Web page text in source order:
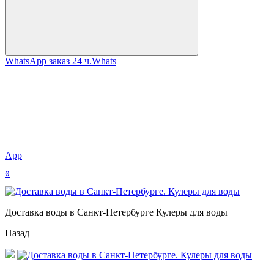
WhatsApp заказ 24 ч.Whats
App
0
Доставка воды в Санкт-Петербурге Кулеры для воды
Назад